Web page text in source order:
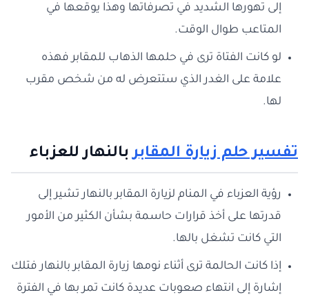
إلى تهورها الشديد في تصرفاتها وهذا يوقعها في
المتاعب طوال الوقت.
لو كانت الفتاة ترى في حلمها الذهاب للمقابر فهذه
علامة على الغدر الذي ستتعرض له من شخص مقرب
لها.
تفسير حلم زيارة المقابربالنهار للعزباء
رؤية العزباء في المنام لزيارة المقابر بالنهار تشير إلى
قدرتها على أخذ قرارات حاسمة بشأن الكثير من الأمور
التي كانت تشغل بالها.
إذا كانت الحالمة ترى أثناء نومها زيارة المقابر بالنهار فتلك
إشارة إلى انتهاء صعوبات عديدة كانت تمر بها في الفترة